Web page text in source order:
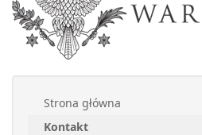
Strona główna
Kontakt